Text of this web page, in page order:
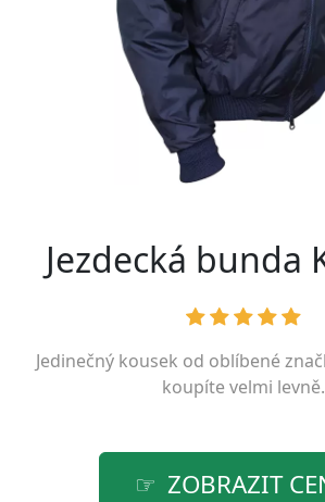
Jezdecká bunda
Jedinečný kousek od oblíbené
koupíte velmi levně.
ZOBRAZIT